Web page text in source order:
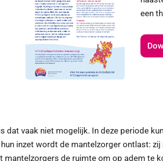
een
vaak niet mogelijk. In deze periode
inzet wordt de mantelzorger ontlast:
de ruimte om op adem te